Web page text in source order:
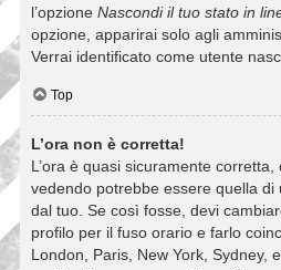
l’opzione Nascondi il tuo stato in
opzione, apparirai solo agli
Verrai identificato come utente
Top
L’ora non è corretta!
L’ora è quasi sicuramente corretta,
vedendo potrebbe essere quella
dal tuo. Se così fosse, devi
profilo per il fuso orario e farlo
London, Paris, New York, Sydney,